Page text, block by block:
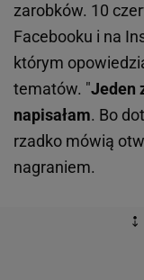
zarobków. 10
Facebooku i na
którym
tematów. "Jeden
napisałam. Bo
rzadko mówią
nagraniem.